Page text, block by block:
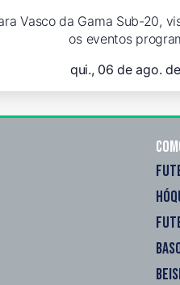
Vasco da Gama Sub-20,
os eventos
qui., 06 de ago.